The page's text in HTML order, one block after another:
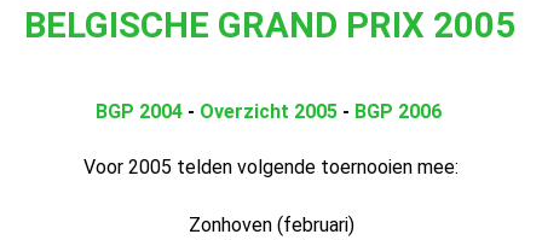
BELGISCHE GRAND PRIX 2005
BGP 2004 - Overzicht 2005 - BGP 2006
Voor 2005 telden volgende toernooien mee:
Zonhoven (februari)